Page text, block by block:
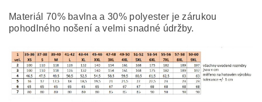
Materiál 70% bavlna a 30% polyester je zárukou
pohodlného nošení a velmi snadné údržby.